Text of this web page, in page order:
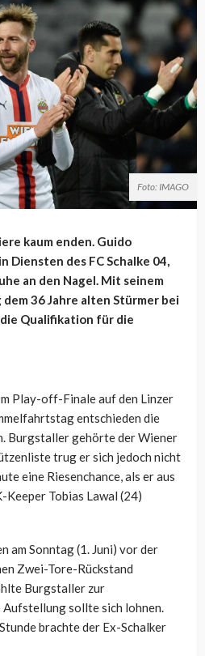
Foto: IMAGO
kaum enden. Guido
Diensten des FC Schalke 04,
an den Nagel. Mit seinem
36 Jahre alten Stürmer bei
Qualifikation für die
Play-off-Finale auf den Linzer
entschieden die
Burgstaller gehörte der Wiener
trug er sich jedoch nicht
eine Riesenchance, als er aus
Keeper Tobias Lawal (24)
am Sonntag (1. Juni) vor der
Zwei-Tore-Rückstand
Burgstaller zur
sollte sich lohnen.
brachte der Ex-Schalker